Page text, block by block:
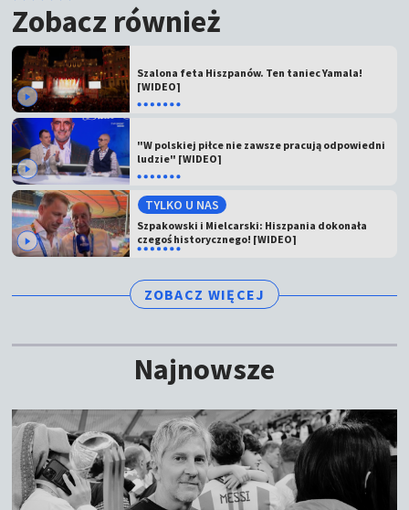
Zobacz również
Szalona feta Hiszpanów. Ten taniec Yamala!
[WIDEO]
"W polskiej piłce nie zawsze pracują odpowiedni
ludzie" [WIDEO]
TYLKO U NAS
Szpakowski i Mielcarski: Hiszpania dokonała
czegoś historycznego! [WIDEO]
ZOBACZ WIĘCEJ
Najnowsze